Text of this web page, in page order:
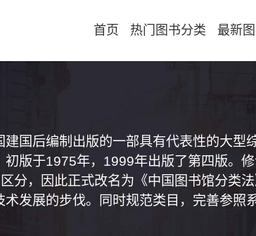
首页 热门图书分类 最新
国后编制出版的一部具有代表性的大型
版于1975年，1999年出版了第四版。
分，因此正式改名为《中国图书馆分类
发展的步伐。同时规范类目，完善参照